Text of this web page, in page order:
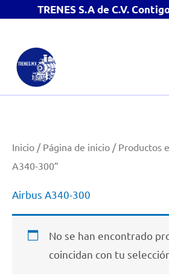
TRENES S.A de C.V.
contenido
Inicio / Página de inicio / Productos
A340-300”
Airbus A340-300
No se han encontrado
coincidan con tu